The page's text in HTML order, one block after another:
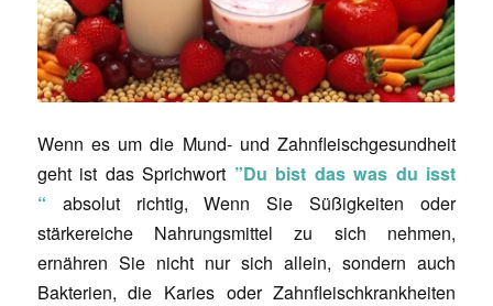
Wenn es um die Mund- und Zahnfleischgesundheit
geht ist das Sprichwort ”Du bist das was du isst
“ absolut richtig, Wenn Sie Süßigkeiten oder
stärkereiche Nahrungsmittel zu sich nehmen,
ernähren Sie nicht nur sich allein, sondern auch
Bakterien, die Karies oder Zahnfleischkrankheiten